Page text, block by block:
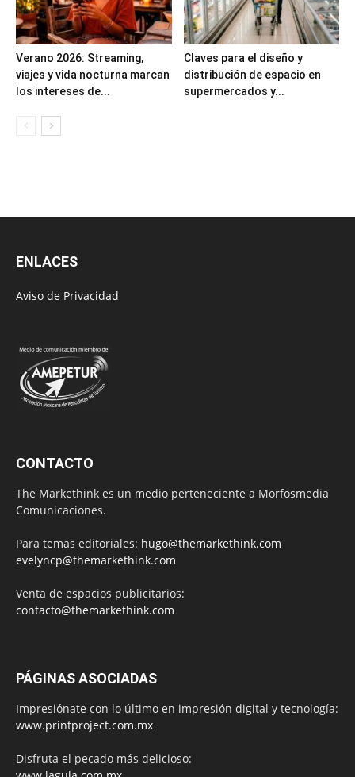
Verano 2026: Streaming,
viajes y vida nocturna marcan
los intereses de...
Claves para el diseño y
distribución de espacio en
supermercados y...
ENLACES
Aviso de Privacidad
CONTACTO
The Markethink es un medio perteneciente a Morfosmedia
Comunicaciones.
Para temas editoriales: hugo@themarkethink.com
evelyncp@themarkethink.com
Venta de espacios publicitarios:
contacto@themarkethink.com
PÁGINAS ASOCIADAS
Impresiónate con lo último en impresión digital y tecnología:
www.printproject.com.mx
Disfruta el pecado más delicioso: